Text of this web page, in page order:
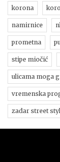
korona
namirnice
prometna
stipe miočić
ulicama moga
vremenska
zadar street